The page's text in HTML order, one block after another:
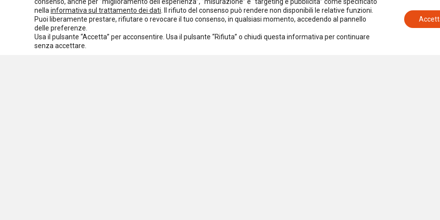
Normativa europea
Rassegna normativa
I seminari di Welforum
Eventi
Spazio ai promotori
nella informativa sul trattamento dei dati . Il rifiuto del consenso può rendere non disponibili le relative funzioni.
Puoi liberamente prestare, rifiutare o revocare il tuo consenso, in qualsiasi momento, accedendo al pannello
delle preferenze.
Usa il pulsante “Accetta” per acconsentire. Usa il pulsante “Rifiuta” o chiudi questa informativa per continuare
senza accettare.